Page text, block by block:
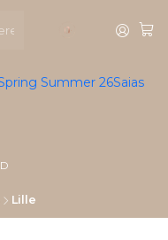
Summer 26Saias
Lille